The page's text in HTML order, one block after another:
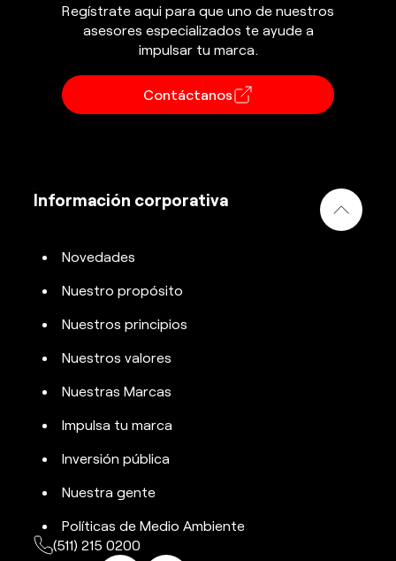
Regístrate aqui para que uno de nuestros
asesores especializados te ayude a
impulsar tu marca.
Contáctanos
Información corporativa
Novedades
Nuestro propósito
Nuestros principios
Nuestros valores
Nuestras Marcas
Impulsa tu marca
Inversión pública
Nuestra gente
Políticas de Medio Ambiente
(511) 215 0200